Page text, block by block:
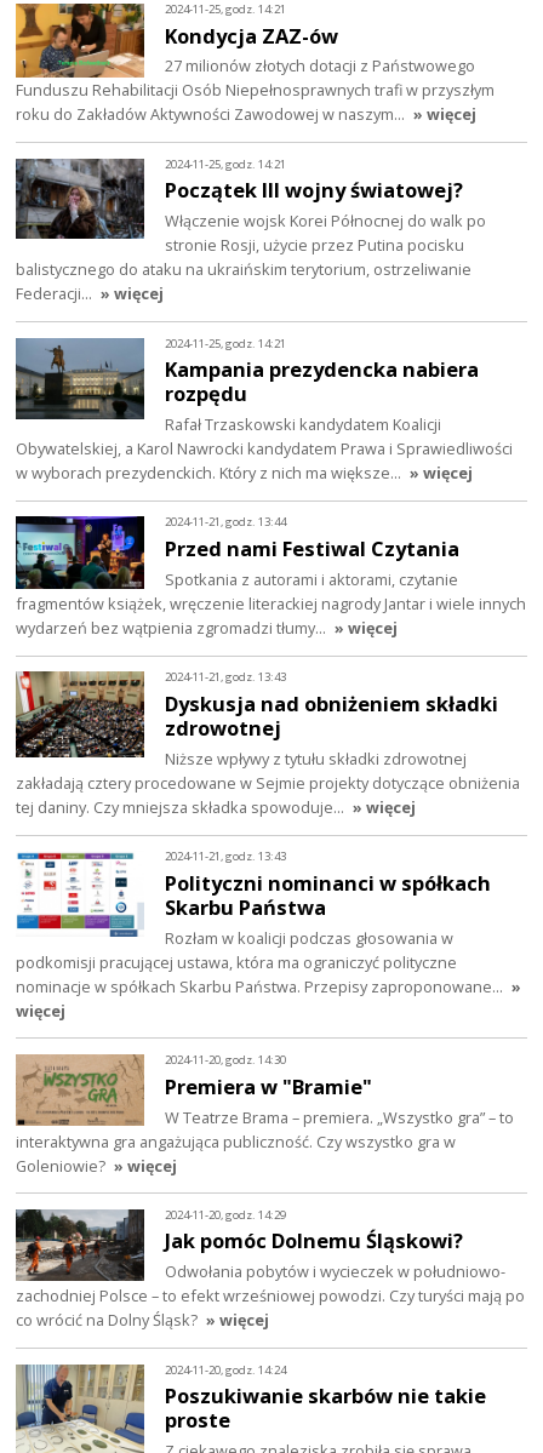
2024-11-25, godz. 14:21
Kondycja ZAZ-ów
27 milionów złotych dotacji z Państwowego
Funduszu Rehabilitacji Osób Niepełnosprawnych trafi w przyszłym
roku do Zakładów Aktywności Zawodowej w naszym… » więcej
2024-11-25, godz. 14:21
Początek III wojny światowej?
Włączenie wojsk Korei Północnej do walk po
stronie Rosji, użycie przez Putina pocisku
balistycznego do ataku na ukraińskim terytorium, ostrzeliwanie
Federacji… » więcej
2024-11-25, godz. 14:21
Kampania prezydencka nabiera
rozpędu
Rafał Trzaskowski kandydatem Koalicji
Obywatelskiej, a Karol Nawrocki kandydatem Prawa i Sprawiedliwości
w wyborach prezydenckich. Który z nich ma większe… » więcej
2024-11-21, godz. 13:44
Przed nami Festiwal Czytania
Spotkania z autorami i aktorami, czytanie
fragmentów książek, wręczenie literackiej nagrody Jantar i wiele innych
wydarzeń bez wątpienia zgromadzi tłumy… » więcej
2024-11-21, godz. 13:43
Dyskusja nad obniżeniem składki
zdrowotnej
Niższe wpływy z tytułu składki zdrowotnej
zakładają cztery procedowane w Sejmie projekty dotyczące obniżenia
tej daniny. Czy mniejsza składka spowoduje… » więcej
2024-11-21, godz. 13:43
Polityczni nominanci w spółkach
Skarbu Państwa
Rozłam w koalicji podczas głosowania w
podkomisji pracującej ustawa, która ma ograniczyć polityczne
nominacje w spółkach Skarbu Państwa. Przepisy zaproponowane… »
więcej
2024-11-20, godz. 14:30
Premiera w "Bramie"
W Teatrze Brama – premiera. „Wszystko gra” – to
interaktywna gra angażująca publiczność. Czy wszystko gra w
Goleniowie? » więcej
2024-11-20, godz. 14:29
Jak pomóc Dolnemu Śląskowi?
Odwołania pobytów i wycieczek w południowo-
zachodniej Polsce – to efekt wrześniowej powodzi. Czy turyści mają po
co wrócić na Dolny Śląsk? » więcej
2024-11-20, godz. 14:24
Poszukiwanie skarbów nie takie
proste